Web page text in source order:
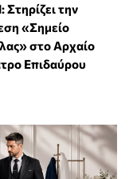
Στηρίζει την
«Σημείο
στο Αρχαίο
Επιδαύρου